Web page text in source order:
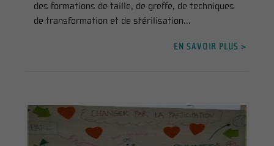
des formations de taille, de greffe, de techniques
de transformation et de stérilisation...
EN SAVOIR PLUS >